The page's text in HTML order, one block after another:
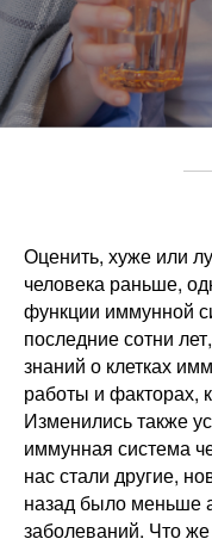
Оценить, хуже или
человека раньше,
функции иммунной
последние сотни
знаний о клетках
работы и факторах,
Изменились также
иммунная система
нас стали другие,
назад было меньше
заболеваний. Что